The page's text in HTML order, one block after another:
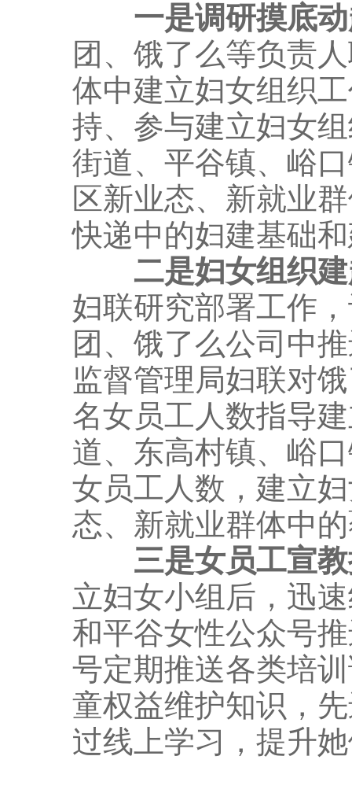
一是调研摸底
团、饿了么等负责
体中建立妇女组织
持、参与建立妇女
街道、平谷镇、峪
区新业态、新就业
快递中的妇建基础
二是妇女组织
妇联研究部署工作
团、饿了么公司中
监督管理局妇联对
名女员工人数指导
道、东高村镇、峪
女员工人数，建立
态、新就业群体中
三是女员工宣
立妇女小组后，迅
和平谷女性公众号
号定期推送各类培
童权益维护知识，
过线上学习，提升